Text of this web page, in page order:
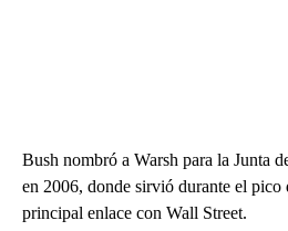
Bush nombró a Warsh para la Junta
en 2006, donde sirvió durante el pico
principal enlace con Wall Street.